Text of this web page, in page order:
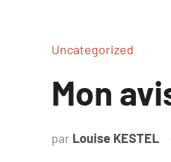
Uncategorized
Mon
par Louise KESTEL